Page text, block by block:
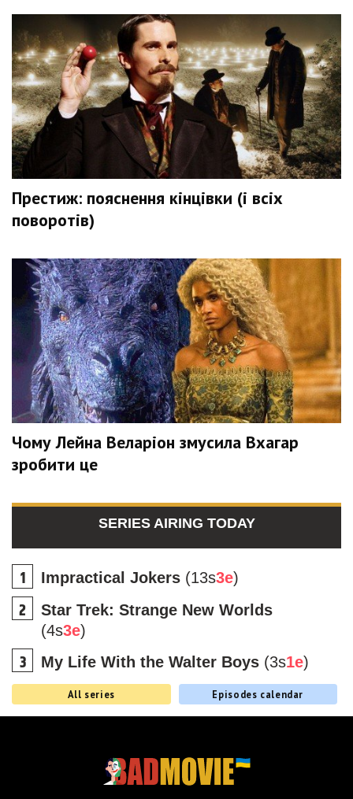
Престиж: пояснення кінцівки (і всіх
поворотів)
Чому Лейна Веларіон змусила Вхагар
зробити це
SERIES AIRING TODAY
Impractical Jokers (13s3e)
Star Trek: Strange New Worlds
(4s3e)
My Life With the Walter Boys (3s1e)
All series Episodes calendar